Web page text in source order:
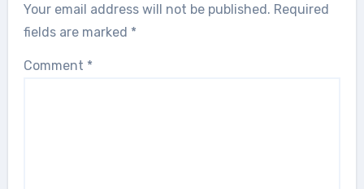
Your email address will not be published. Required
fields are marked *
Comment *